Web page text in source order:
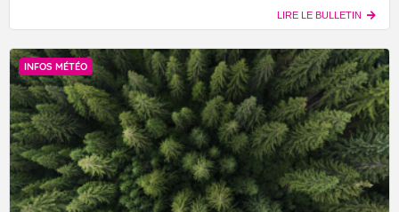
LIRE LE BULLETIN
INFOS MÉTÉO